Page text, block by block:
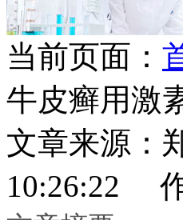
当前页面：
牛皮癣用激
文章来源：
10:26:22